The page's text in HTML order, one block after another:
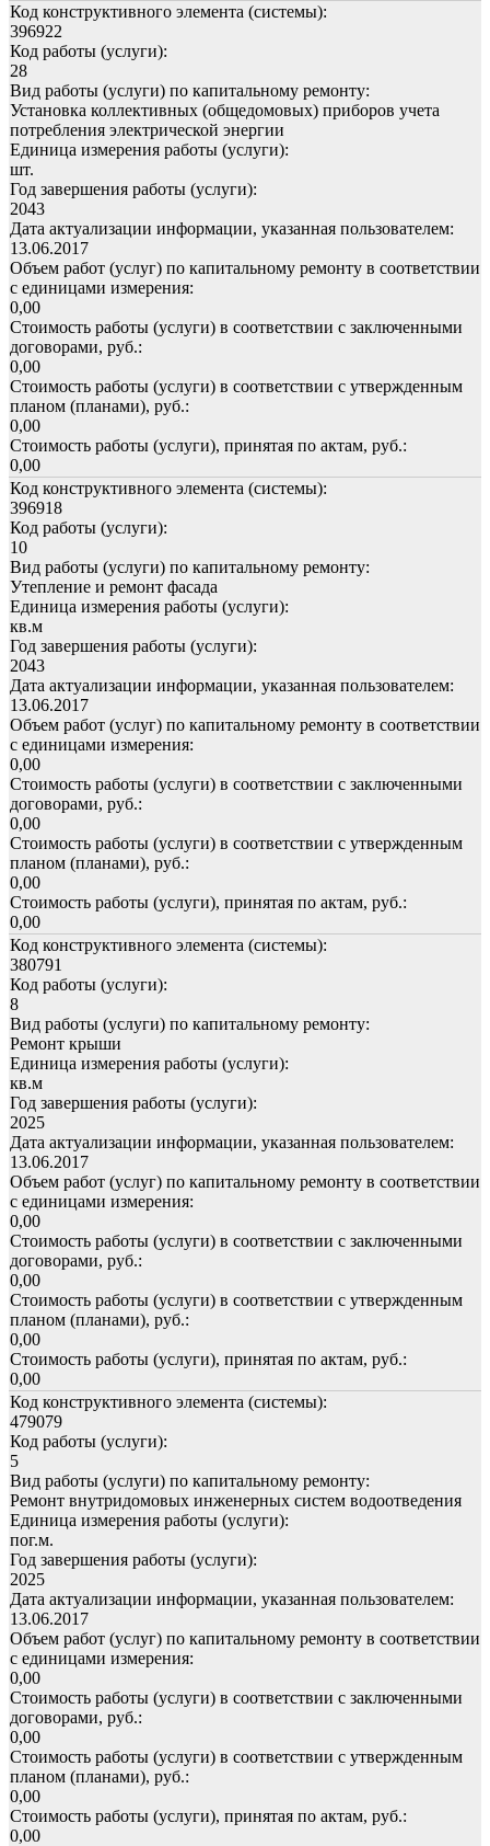
Код конструктивного элемента (системы):
396922
Код работы (услуги):
28
Вид работы (услуги) по капитальному ремонту:
Установка коллективных (общедомовых) приборов учета
потребления электрической энергии
Единица измерения работы (услуги):
шт.
Год завершения работы (услуги):
2043
Дата актуализации информации, указанная пользователем:
13.06.2017
Объем работ (услуг) по капитальному ремонту в соответствии
с единицами измерения:
0,00
Стоимость работы (услуги) в соответствии с заключенными
договорами, руб.:
0,00
Стоимость работы (услуги) в соответствии с утвержденным
планом (планами), руб.:
0,00
Стоимость работы (услуги), принятая по актам, руб.:
0,00
Код конструктивного элемента (системы):
396918
Код работы (услуги):
10
Вид работы (услуги) по капитальному ремонту:
Утепление и ремонт фасада
Единица измерения работы (услуги):
кв.м
Год завершения работы (услуги):
2043
Дата актуализации информации, указанная пользователем:
13.06.2017
Объем работ (услуг) по капитальному ремонту в соответствии
с единицами измерения:
0,00
Стоимость работы (услуги) в соответствии с заключенными
договорами, руб.:
0,00
Стоимость работы (услуги) в соответствии с утвержденным
планом (планами), руб.:
0,00
Стоимость работы (услуги), принятая по актам, руб.:
0,00
Код конструктивного элемента (системы):
380791
Код работы (услуги):
8
Вид работы (услуги) по капитальному ремонту:
Ремонт крыши
Единица измерения работы (услуги):
кв.м
Год завершения работы (услуги):
2025
Дата актуализации информации, указанная пользователем:
13.06.2017
Объем работ (услуг) по капитальному ремонту в соответствии
с единицами измерения:
0,00
Стоимость работы (услуги) в соответствии с заключенными
договорами, руб.:
0,00
Стоимость работы (услуги) в соответствии с утвержденным
планом (планами), руб.:
0,00
Стоимость работы (услуги), принятая по актам, руб.:
0,00
Код конструктивного элемента (системы):
479079
Код работы (услуги):
5
Вид работы (услуги) по капитальному ремонту:
Ремонт внутридомовых инженерных систем водоотведения
Единица измерения работы (услуги):
пог.м.
Год завершения работы (услуги):
2025
Дата актуализации информации, указанная пользователем:
13.06.2017
Объем работ (услуг) по капитальному ремонту в соответствии
с единицами измерения:
0,00
Стоимость работы (услуги) в соответствии с заключенными
договорами, руб.:
0,00
Стоимость работы (услуги) в соответствии с утвержденным
планом (планами), руб.:
0,00
Стоимость работы (услуги), принятая по актам, руб.:
0,00